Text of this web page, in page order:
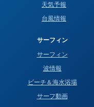
天気予報
台風情報
サーフィン
サーフィン
波情報
ビーチ＆海水浴場
サーフ動画